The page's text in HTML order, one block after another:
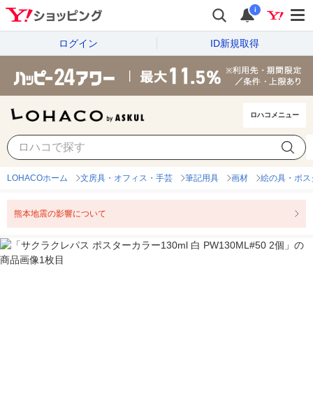
i
ログイン ID新規取得
ロハコメニュー
LOHACOホーム 文房具・オフィス・手芸 筆記用具 画材 絵の具・ポ
熊本地震の影響について